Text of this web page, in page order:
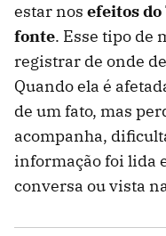
estar nos efeitos do
fonte. Esse tipo de
registrar de onde
Quando ela é
de um fato, mas
acompanha,
informação foi lida
conversa ou vista